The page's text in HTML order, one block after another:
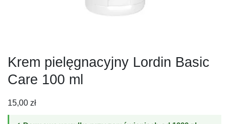
Krem pielęgnacyjny Lordin Basic
Care 100 ml
15,00 zł